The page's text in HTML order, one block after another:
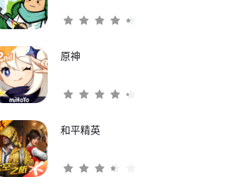
原神
和平精英